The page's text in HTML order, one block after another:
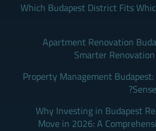
Which Budapest District Fits
Apartment Renovation
Smarter
Property Management
Why Investing in Budapest
Move in 2026: A